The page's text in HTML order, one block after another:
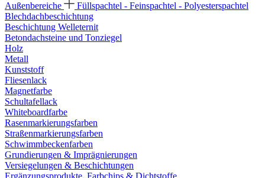
Außenbereiche
Füllspachtel - Feinspachtel - Polyesterspachtel
Blechdachbeschichtung
Beschichtung Welleternit
Betondachsteine und Tonziegel
Holz
Metall
Kunststoff
Fliesenlack
Magnetfarbe
Schultafellack
Whiteboardfarbe
Rasenmarkierungsfarben
Straßenmarkierungsfarben
Schwimmbeckenfarben
Grundierungen & Imprägnierungen
Versiegelungen & Beschichtungen
Ergänzungsprodukte, Farbchips & Dichtstoffe